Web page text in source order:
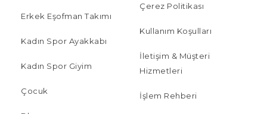
Erkek Eşofman Takımı
Kadın Spor Ayakkabı
Kadın Spor Giyim
Çocuk
Çerez Politikası
Kullanım Koşulları
İletişim & Müşteri
Hizmetleri
İşlem Rehberi